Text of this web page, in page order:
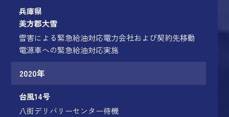
兵庫県
美方郡大雪
雪害による緊急給油対応電力会社および契約先移動
電源車への緊急給油対応実施
2020年
台風14号
八街デリバリーセンター待機